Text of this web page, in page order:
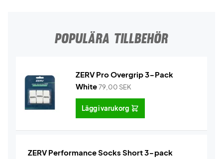
POPULÄRA TILLBEHÖR
ZERV Pro Overgrip 3-Pack
White79,00 SEK
Lägg i varukorg
ZERV Performance Socks Short 3-pack